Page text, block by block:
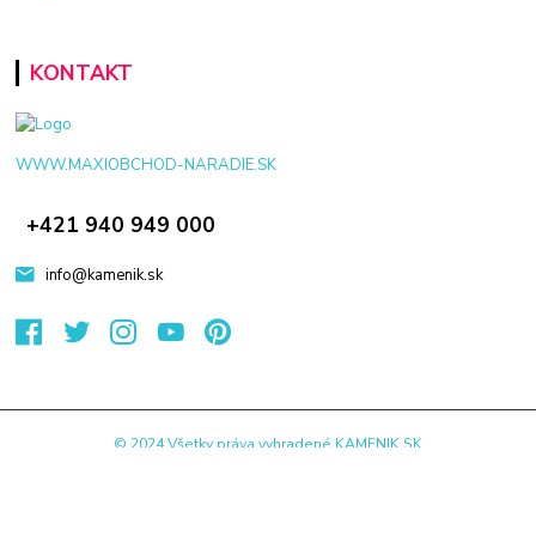
KONTAKT
WWW.MAXIOBCHOD-NARADIE.SK
+421 940 949 000
info@kamenik.sk
© 2024 Všetky práva vyhradené KAMENIK.SK